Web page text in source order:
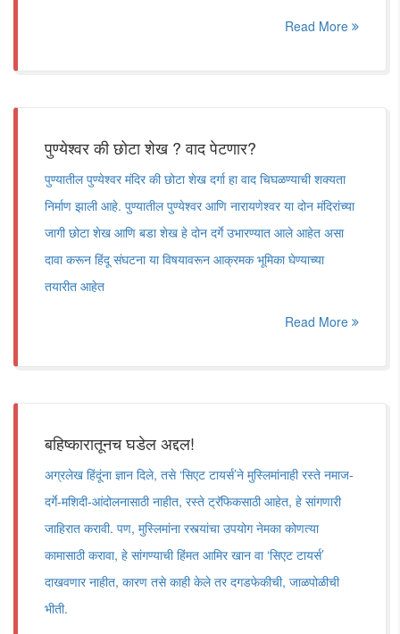
Read More
पुण्येश्वर की छोटा शेख ? वाद पेटणार?
पुण्यातील पुण्येश्वर मंदिर की छोटा शेख दर्गा हा वाद चिघळण्याची शक्यता
निर्माण झाली आहे. पुण्यातील पुण्येश्वर आणि नारायणेश्वर या दोन मंदिरांच्या
जागी छोटा शेख आणि बडा शेख हे दोन दर्गे उभारण्यात आले आहेत असा
दावा करून हिंदू संघटना या विषयावरून आक्रमक भूमिका घेण्याच्या
तयारीत आहेत
Read More
बहिष्कारातूनच घडेल अद्दल!
अग्रलेख हिंदूंना ज्ञान दिले, तसे ‘सिएट टायर्स’ने मुस्लिमांनाही रस्ते नमाज-
दर्गे-मशिदी-आंदोलनासाठी नाहीत, रस्ते ट्रॅफिकसाठी आहेत, हे सांगणारी
जाहिरात करावी. पण, मुस्लिमांना रस्त्यांचा उपयोग नेमका कोणत्या
कामासाठी करावा, हे सांगण्याची हिंमत आमिर खान वा ‘सिएट टायर्स’
दाखवणार नाहीत, कारण तसे काही केले तर दगडफेकीची, जाळपोळीची
भीती.